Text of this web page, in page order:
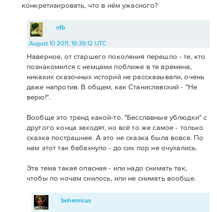
конкретизировать, что в нём ужасного?
nfb
August 10 2011, 19:39:12 UTC
Наверное, от старшего поколения перешло - те, кто
познакомился с немцами поближе в те времена,
никаких сказочных историй не рассказывали, очень
даже напротив. В общем, как Станиславский - "Не
верю!".
Вообще это тренд какой-то. "Бесславные ублюдки" с
другого конца заходят, но всё то же самое - только
сказка пострашнее. А это не сказка была вовсе. По
нам этот так бабахнуло - до сих пор не очухались.
Эта тема такая опасная - или надо снимать так,
чтобы по ночам снилось, или не снимать вообще.
bohemicus